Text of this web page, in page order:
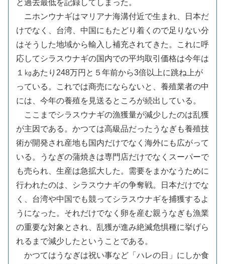
と過去最低を記録してしまった。
ニホンウナギはマリアナ海溝付近で生まれ、日本だ
けでなく、台湾、中国にもたどり着くので足りない分
はそうした地域から輸入し補充されてきた。これに呼
応してシラスウナギの国内での平均取引価格は今年は
１㎏あたり248万円と５年前から3倍以上に跳ね上が
っている。これでは商売にならないと、養殖業者の中
には、今年の養殖を見送るところが続出している。
ここまでシラスウナギの漁獲量が減少したのは乱獲
が主因である。かつては高級品だったうなぎも養殖技
術が開発され産地も国内だけでなく海外にも広がって
いる。うなぎの蒲焼きは専門店だけでなくスーパーで
も売られ、生産は急拡大した。需要をまかなうために
行われたのは、シラスウナギの争奪戦。日本だけでな
く、台湾や中国でも競ってシラスウナギを捕獲するよ
うになった。それだけでなく卵を産む親うなぎも漁業
の重要な対象とされ、乱獲が進み絶滅危惧種に挙げら
れるまで減少したということである。
かつてはうなぎは祝い事など「ハレの日」にしか食